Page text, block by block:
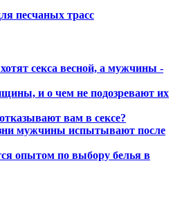
песчаных трасс
секса весной, а мужчины -
и о чем не подозревают их
вам в сексе?
мужчины испытывают после
опытом по выбору белья в